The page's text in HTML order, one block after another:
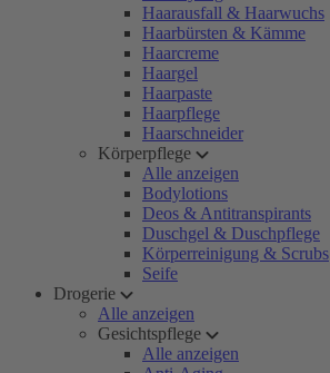
Haarausfall & Haarwuchs
Haarbürsten & Kämme
Haarcreme
Haargel
Haarpaste
Haarpflege
Haarschneider
Körperpflege
Alle anzeigen
Bodylotions
Deos & Antitranspirants
Duschgel & Duschpflege
Körperreinigung & Scrubs
Seife
Drogerie
Alle anzeigen
Gesichtspflege
Alle anzeigen